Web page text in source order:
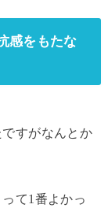
感をもたな
すがなんとか
て1番よかっ